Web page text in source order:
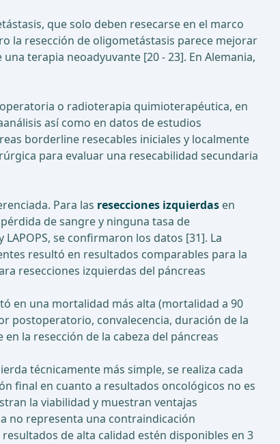
que solo deben resecarse en el marco
la resección de oligometástasis parece mejorar
terapia neoadyuvante [20 - 23]. En Alemania,
o radioterapia quimioterapéutica, en
así como en datos de estudios
borderline resecables iniciales y localmente
para evaluar una resecabilidad secundaria
Para las resecciones izquierdas en
de sangre y ninguna tasa de
se confirmaron los datos [31]. La
resultó en resultados comparables para la
resecciones izquierdas del páncreas
en una mortalidad más alta (mortalidad a 90
postoperatorio, convalecencia, duración de la
la resección de la cabeza del páncreas
técnicamente más simple, se realiza cada
final en cuanto a resultados oncológicos no es
la viabilidad y muestran ventajas
no representa una contraindicación
de alta calidad estén disponibles en 3